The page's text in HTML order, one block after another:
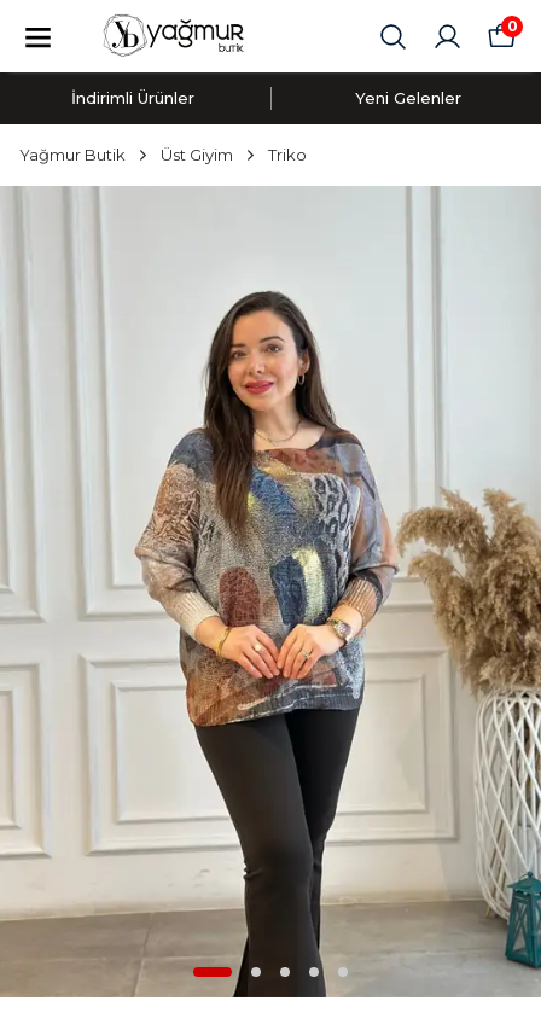
0
İndirimli Ürünler Yeni Gelenler
Yağmur Butik Üst Giyim Triko